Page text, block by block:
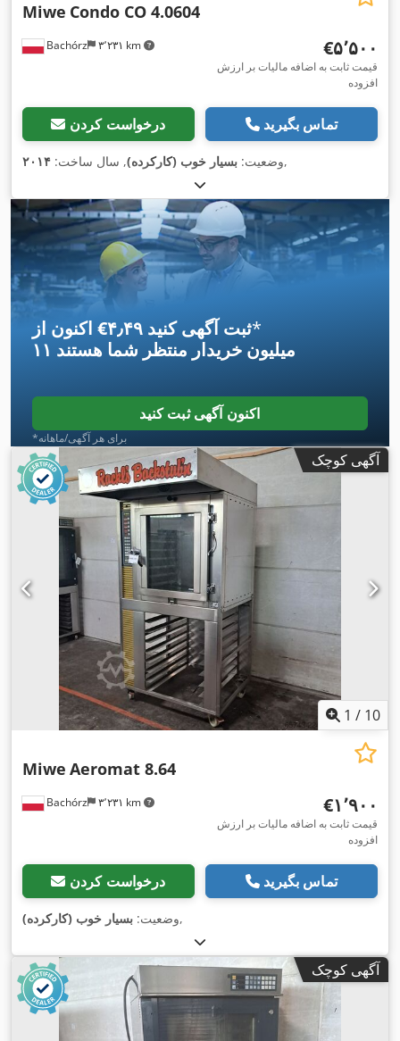
Bachórz ۳٬۲۳۱ km
Miwe Condo CO 4.0604
‎€۵٬۵۰۰
قیمت ثابت به اضافه مالیات بر ارزش
افزوده
درخواست کردن تماس بگیرید
وضعیت: بسیار خوب (کارکرده), سال ساخت: ۲۰۱۴ ,
اکنون از ‎€۴٫۴۹ ثبت آگهی کنید*
۱۱ میلیون خریدار منتظر شما هستند
اکنون آگهی ثبت کنید
*برای هر آگهی/ماهانه
آگهی کوچک
1 / 10
Bachórz ۳٬۲۳۱ km
Miwe Aeromat 8.64
‎€۱٬۹۰۰
قیمت ثابت به اضافه مالیات بر ارزش
افزوده
درخواست کردن تماس بگیرید
وضعیت: بسیار خوب (کارکرده) ,
آگهی کوچک